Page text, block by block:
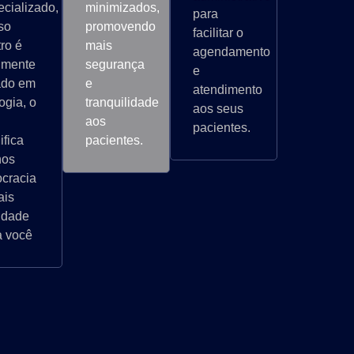
é
em
o
você
minimizados,
promovendo
mais
segurança
e
tranquilidade
aos
pacientes.
para
facilitar o
agendamento
e
atendimento
aos seus
pacientes.